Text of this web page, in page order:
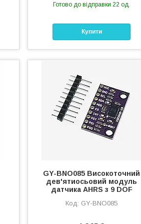
Готово до відправки 22 од.
Купити
GY-BNO085 Високоточний
дев'ятиосьовий модуль
датчика AHRS з 9 DOF
GY-BNO085